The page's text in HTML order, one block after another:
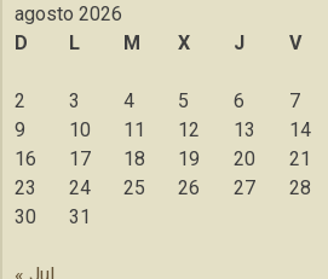
agosto 2026
D
L M X J V
2
3 4 5 6 7
9
10 11 12 13 14
16
17 18 19 20 21
23
24 25 26 27 28
30
31